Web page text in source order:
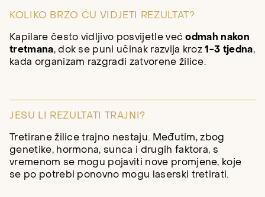
KOLIKO BRZO ĆU VIDJETI REZULTAT?
Kapilare često vidljivo posvijetle većodmah nakon
tretmana, dok se puni učinak razvija kroz1-3 tjedna,
kada organizam razgradi zatvorene žilice.
JESU LI REZULTATI TRAJNI?
Tretirane žilice trajno nestaju. Međutim, zbog
genetike, hormona, sunca i drugih faktora, s
vremenom se mogu pojaviti nove promjene, koje
se po potrebi ponovno mogu laserski tretirati.